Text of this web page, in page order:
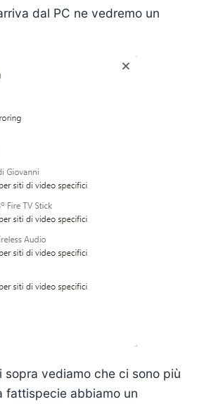
dal PC ne vedremo un
sopra vediamo che ci sono più
fattispecie abbiamo un